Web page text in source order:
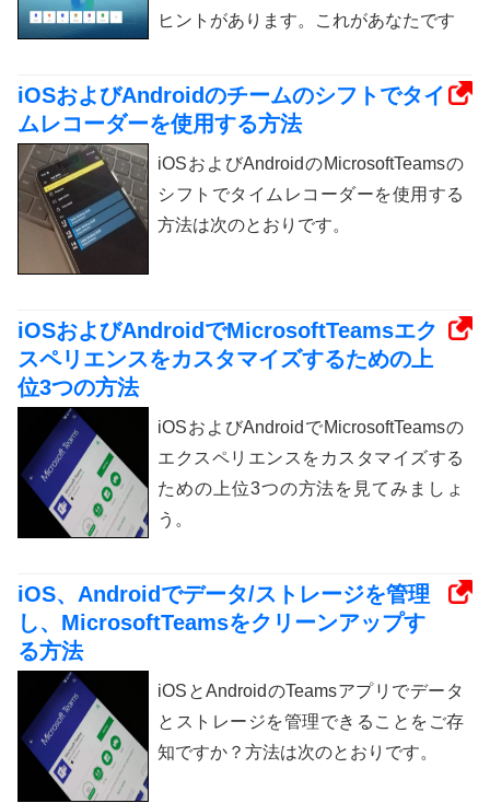
ヒントがあります。これがあなたです
iOSおよびAndroidのチームのシフトでタイ
ムレコーダーを使用する方法
iOSおよびAndroidのMicrosoftTeamsの
シフトでタイムレコーダーを使用する
方法は次のとおりです。
iOSおよびAndroidでMicrosoftTeamsエク
スペリエンスをカスタマイズするための上
位3つの方法
iOSおよびAndroidでMicrosoftTeamsの
エクスペリエンスをカスタマイズする
ための上位3つの方法を見てみましょ
う。
iOS、Androidでデータ/ストレージを管理
し、MicrosoftTeamsをクリーンアップす
る方法
iOSとAndroidのTeamsアプリでデータ
とストレージを管理できることをご存
知ですか？方法は次のとおりです。